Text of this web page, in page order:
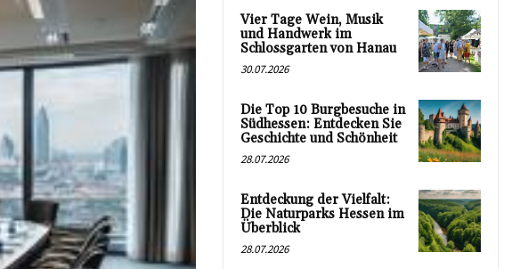
Vier Tage Wein, Musik
und Handwerk im
Schlossgarten von Hanau
30.07.2026
Die Top 10 Burgbesuche in
Südhessen: Entdecken Sie
Geschichte und Schönheit
28.07.2026
Entdeckung der Vielfalt:
Die Naturparks Hessen im
Überblick
28.07.2026